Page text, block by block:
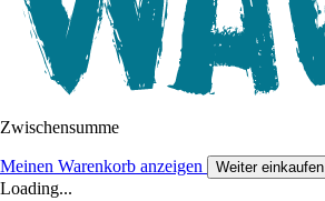
Zwischensumme
Meinen Warenkorb anzeigen Weiter einkaufen
Loading...